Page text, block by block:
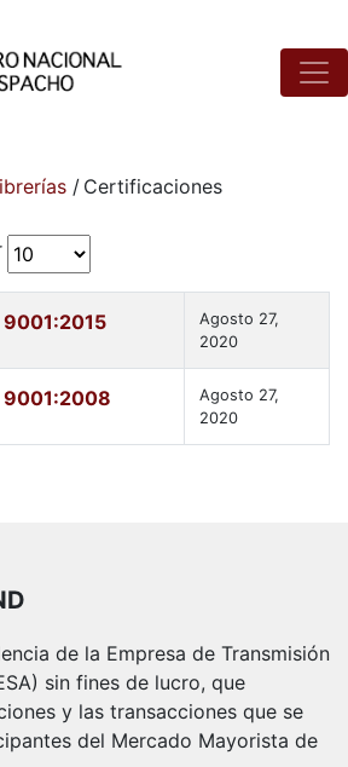
/ Certificaciones
Agosto 27,
2020
9001:2008
Agosto 27,
2020
de la Empresa de Transmisión
sin fines de lucro, que
y las transacciones que se
del Mercado Mayorista de